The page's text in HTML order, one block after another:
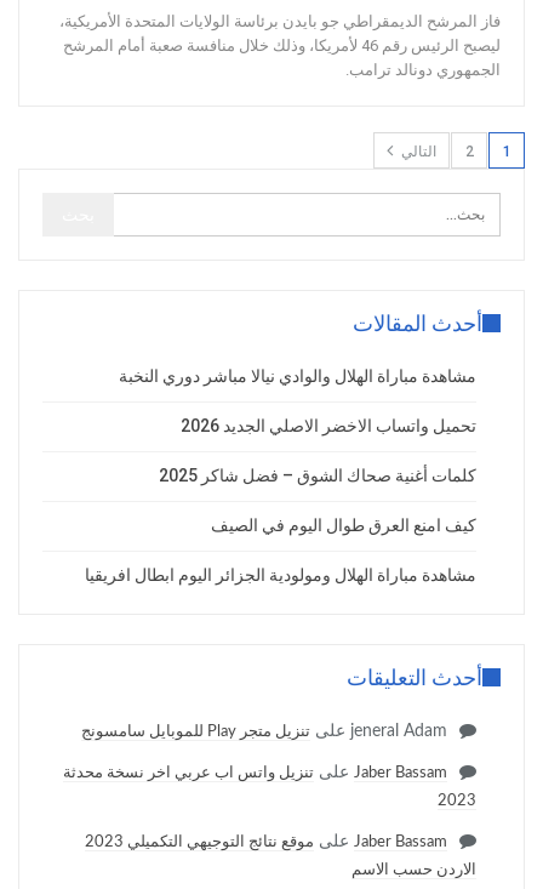
فاز المرشح الديمقراطي جو بايدن برئاسة الولايات المتحدة الأمريكية،
ليصبح الرئيس رقم 46 لأمريكا، وذلك خلال منافسة صعبة أمام المرشح
الجمهوري دونالد ترامب.
1
2 التالي
أحدث المقالات
مشاهدة مباراة الهلال والوادي نيالا مباشر دوري النخبة
تحميل واتساب الاخضر الاصلي الجديد 2026
كلمات أغنية صحاك الشوق – فضل شاكر 2025
كيف امنع العرق طوال اليوم في الصيف
مشاهدة مباراة الهلال ومولودية الجزائر اليوم ابطال افريقيا
أحدث التعليقات
jeneral Adam على تنزيل متجر Play للموبايل سامسونج
Jaber Bassam على تنزيل واتس اب عربي اخر نسخة محدثة
2023
Jaber Bassam على
موقع نتائج التوجيهي التكميلي 2023
الاردن حسب الاسم